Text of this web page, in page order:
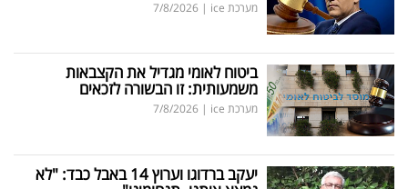
מערכת ice |
7/8/2026
ביטוח לאומי מגדיל את הקצבאות
משמעותית: זו הבשורה לזכאים
מערכת ice |
7/8/2026
יעקב ברדוגו וערוץ 14 באבל כבד: "לא